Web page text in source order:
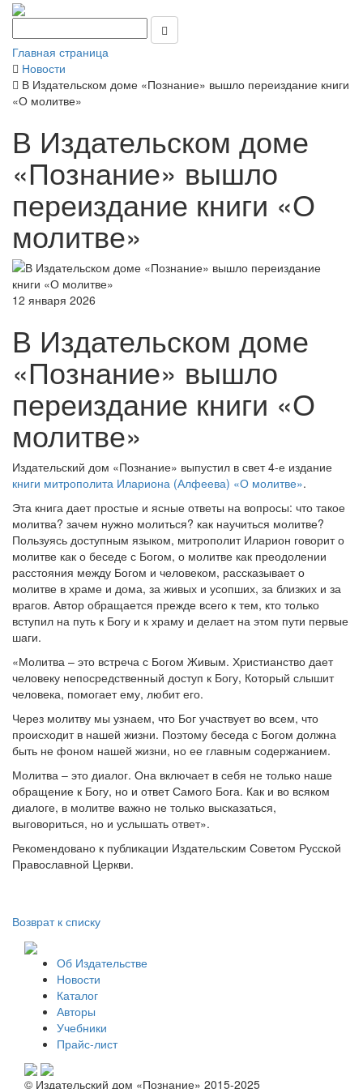
Главная страница
Новости
В Издательском доме «Познание» вышло переиздание книги
«О молитве»
В Издательском доме
«Познание» вышло
переиздание книги «О
молитве»
12 января 2026
В Издательском доме
«Познание» вышло
переиздание книги «О
молитве»
Издательский дом «Познание» выпустил в свет 4-е издание
книги митрополита Илариона (Алфеева) «О молитве».
Эта книга дает простые и ясные ответы на вопросы: что такое
молитва? зачем нужно молиться? как научиться молитве?
Пользуясь доступным языком, митрополит Иларион говорит о
молитве как о беседе с Богом, о молитве как преодолении
расстояния между Богом и человеком, рассказывает о
молитве в храме и дома, за живых и усопших, за близких и за
врагов. Автор обращается прежде всего к тем, кто только
вступил на путь к Богу и к храму и делает на этом пути первые
шаги.
«Молитва – это встреча с Богом Живым. Христианство дает
человеку непосредственный доступ к Богу, Который слышит
человека, помогает ему, любит его.
Через молитву мы узнаем, что Бог участвует во всем, что
происходит в нашей жизни. Поэтому беседа с Богом должна
быть не фоном нашей жизни, но ее главным содержанием.
Молитва – это диалог. Она включает в себя не только наше
обращение к Богу, но и ответ Самого Бога. Как и во всяком
диалоге, в молитве важно не только высказаться,
выговориться, но и услышать ответ».
Рекомендовано к публикации Издательским Советом Русской
Православной Церкви.
Возврат к списку
Об Издательстве
Новости
Каталог
Авторы
Учебники
Прайс-лист
© Издательский дом «Познание» 2015-2025